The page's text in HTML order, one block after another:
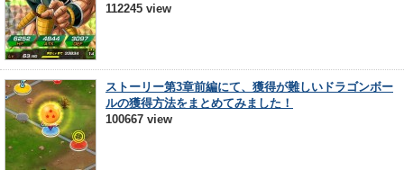
112245 view
ストーリー第3章前編にて、獲得が難しいドラゴンボー
ルの獲得方法をまとめてみました！
100667 view